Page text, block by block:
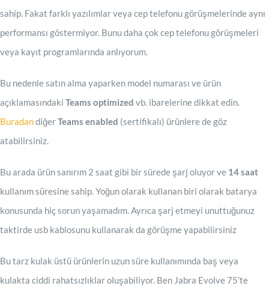
sahip. Fakat farklı yazılımlar veya cep telefonu görüşmelerinde aynı
performansı göstermiyor. Bunu daha çok cep telefonu görüşmeleri
veya kayıt programlarında anlıyorum.
Bu nedenle satın alma yaparken model numarası ve ürün
açıklamasındaki Teams optimized vb. ibarelerine dikkat edin.
BuradandiğerTeams enabled (sertifikalı) ürünlere de göz
atabilirsiniz.
Bu arada ürün sanırım 2 saat gibi bir sürede şarj oluyor ve 14 saat
kullanım süresine sahip. Yoğun olarak kullanan biri olarak batarya
konusunda hiç sorun yaşamadım. Ayrıca şarj etmeyi unuttuğunuz
taktirde usb kablosunu kullanarak da görüşme yapabilirsiniz
Bu tarz kulak üstü ürünlerin uzun süre kullanımında baş veya
kulakta ciddi rahatsızlıklar oluşabiliyor. Ben Jabra Evolve 75’te